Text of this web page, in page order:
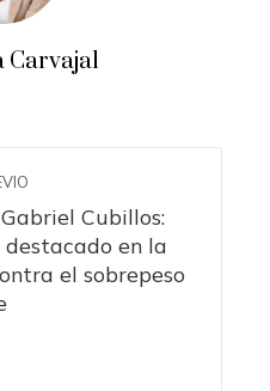
Carvajal
Cubillos:
destacado en la
el sobrepeso